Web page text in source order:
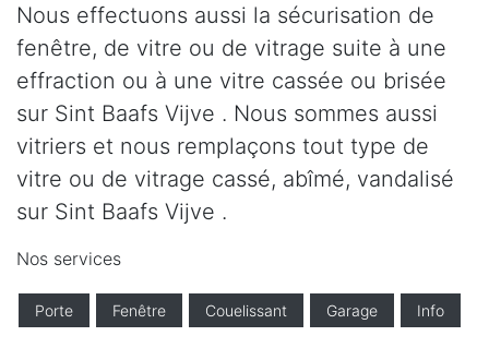
Nous effectuons aussi la sécurisation de
fenêtre, de vitre ou de vitrage suite à une
effraction ou à une vitre cassée ou brisée
sur Sint Baafs Vijve . Nous sommes aussi
vitriers et nous remplaçons tout type de
vitre ou de vitrage cassé, abîmé, vandalisé
sur Sint Baafs Vijve .
Nos services
Porte Fenêtre Couelissant Garage Info